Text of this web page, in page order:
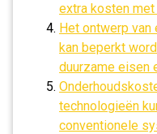
extra kosten met
Het ontwerp van
kan beperkt
duurzame eisen
technologieën
conventionele